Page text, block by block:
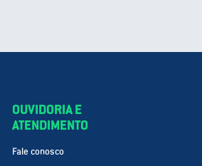
OUVIDORIA E
ATENDIMENTO
Fale conosco